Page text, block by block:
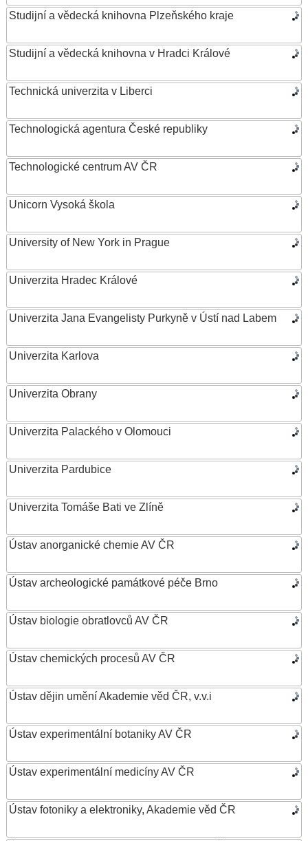
Studijní a vědecká knihovna Plzeňského kraje
Studijní a vědecká knihovna v Hradci Králové
Technická univerzita v Liberci
Technologická agentura České republiky
Technologické centrum AV ČR
Unicorn Vysoká škola
University of New York in Prague
Univerzita Hradec Králové
Univerzita Jana Evangelisty Purkyně v Ústí nad Labem
Univerzita Karlova
Univerzita Obrany
Univerzita Palackého v Olomouci
Univerzita Pardubice
Univerzita Tomáše Bati ve Zlíně
Ústav anorganické chemie AV ČR
Ústav archeologické památkové péče Brno
Ústav biologie obratlovců AV ČR
Ústav chemických procesů AV ČR
Ústav dějin umění Akademie věd ČR, v.v.i
Ústav experimentální botaniky AV ČR
Ústav experimentální medicíny AV ČR
Ústav fotoniky a elektroniky, Akademie věd ČR